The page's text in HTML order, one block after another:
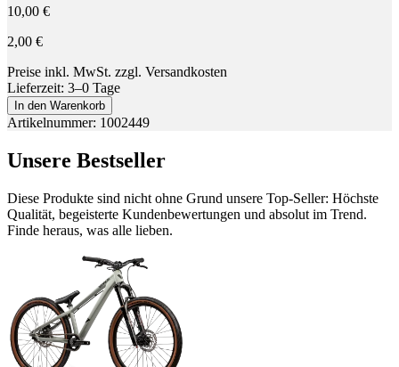
10,00 €
2,00 €
Preise inkl. MwSt. zzgl. Versandkosten
Lieferzeit: 3–0 Tage
In den Warenkorb
Artikelnummer: 1002449
Unsere Bestseller
Diese Produkte sind nicht ohne Grund unsere Top-Seller: Höchste
Qualität, begeisterte Kundenbewertungen und absolut im Trend.
Finde heraus, was alle lieben.